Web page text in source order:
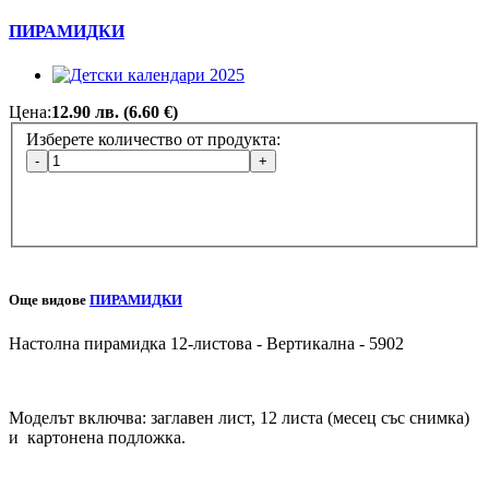
ПИРАМИДКИ
Цена:12.90 лв. (6.60 €)
Изберете количество от продукта:
Още видове ПИРАМИДКИ
Настолна пирамидка 12-листова - Вертикална - 5902
Моделът включва: заглавен лист, 12 листа (месец със снимка)
и картонена подложка.